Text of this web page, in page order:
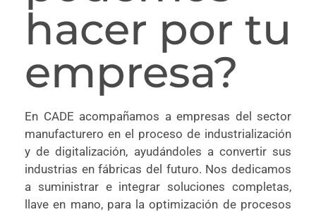
hacer por tu
empresa?
En CADE acompañamos a empresas del sector
manufacturero en el proceso de industrialización
y de digitalización, ayudándoles a convertir sus
industrias en fábricas del futuro. Nos dedicamos
a suministrar e integrar soluciones completas,
llave en mano, para la optimización de procesos